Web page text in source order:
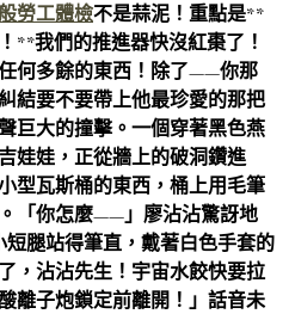
勞工體檢不是蒜泥！重點是**
**我們的推進器快沒紅棗了！
何多餘的東西！除了——你那
結要不要帶上他最珍愛的那把
巨大的撞擊。一個穿著黑色燕
娃娃，正從牆上的破洞鑽進
型瓦斯桶的東西，桶上用毛筆
「你怎麼——」廖沾沾驚訝地
短腿站得筆直，戴著白色手套的
，沾沾先生！宇宙水餃快要拉
離子炮鎖定前離開！」話音未